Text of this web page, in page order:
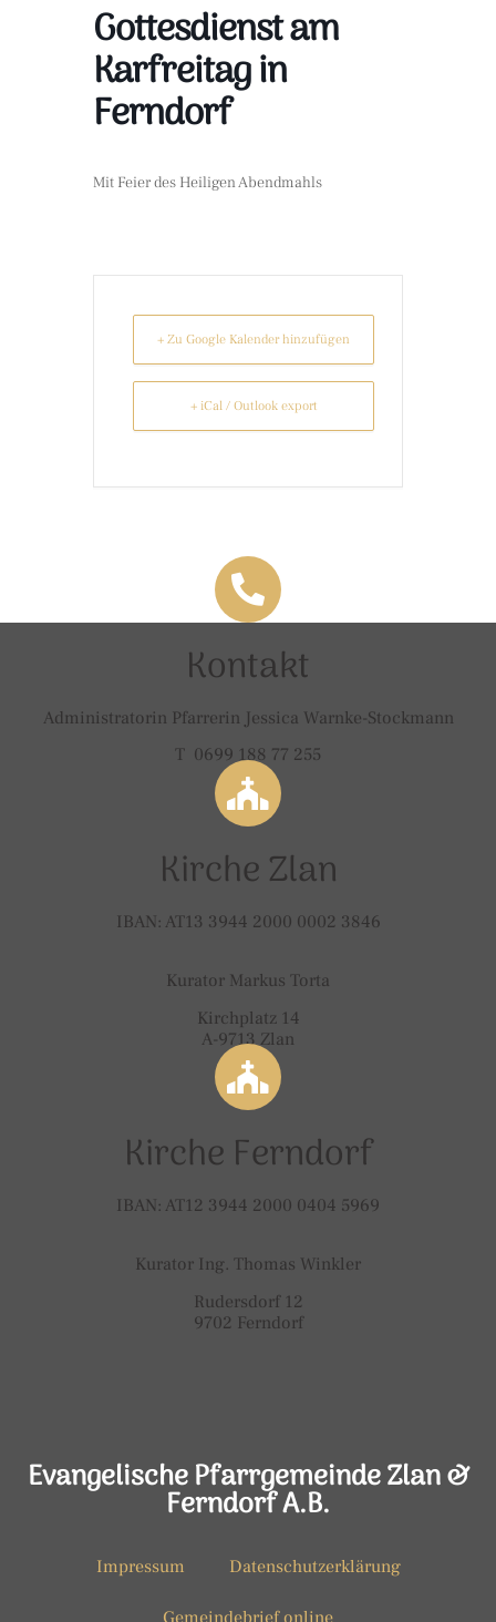
Gottesdienst am
Karfreitag in
Ferndorf
Mit Feier des Heiligen Abendmahls
+ Zu Google Kalender hinzufügen
+ iCal / Outlook export
Kontakt
Administratorin Pfarrerin Jessica Warnke-Stockmann
T 0699 188 77 255
Kirche Zlan
IBAN: AT13 3944 2000 0002 3846
Kurator Markus Torta
Kirchplatz 14
A-9713 Zlan
Kirche Ferndorf
IBAN: AT12 3944 2000 0404 5969
Kurator Ing. Thomas Winkler
Rudersdorf 12
9702 Ferndorf
Evangelische Pfarrgemeinde Zlan &
Ferndorf A.B.
Impressum Datenschutzerklärung
Gemeindebrief online